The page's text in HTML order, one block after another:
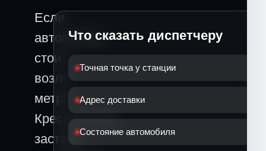
Если
автомобиль
стоит
возле
метро
Крестьянская
застава,
Что сказать диспетчеру
Точная точка у станции
Адрес доставки
Состояние автомобиля